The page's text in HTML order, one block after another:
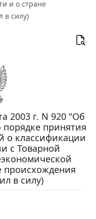
и о стране
в силу)
2003 г. N 920 "Об
принятия
о классификации
с Товарной
происхождения
в силу)